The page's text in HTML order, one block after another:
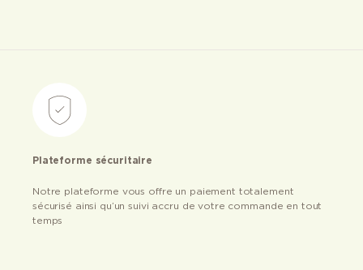
Plateforme sécuritaire
Notre plateforme vous offre un paiement totalement
sécurisé ainsi qu’un suivi accru de votre commande en tout
temps